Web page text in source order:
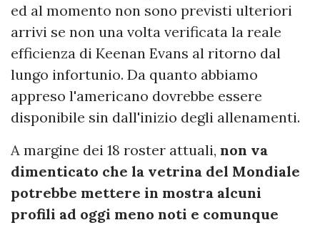
ed al momento non sono previsti ulteriori
arrivi se non una volta verificata la reale
efficienza di Keenan Evans al ritorno dal
lungo infortunio. Da quanto abbiamo
appreso l'americano dovrebbe essere
disponibile sin dall'inizio degli allenamenti.
A margine dei 18 roster attuali, non va
dimenticato che la vetrina del Mondiale
potrebbe mettere in mostra alcuni
profili ad oggi meno noti e comunque